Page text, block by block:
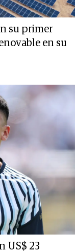
su primer
en su
US$ 23